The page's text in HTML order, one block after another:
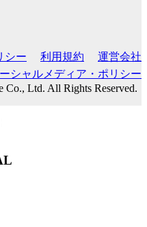
シー 利用規約
運営会社
シャルメディア・ポリシー
Ltd. All Rights Reserved.